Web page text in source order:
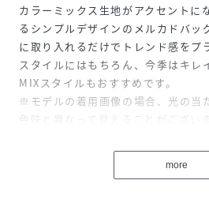
カラーミックス生地がアクセントに
るシンプルデザインのメルカドバッ
に取り入れるだけでトレンド感をプ
スタイルにはもちろん、今季はキレ
MIXスタイルもおすすめです。
※モデルの着用画像の場合、光の当
色味と異なって見えることがござい
レディース
more